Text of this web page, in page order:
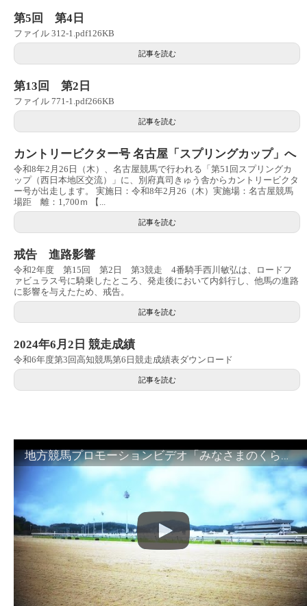
第5回 第4日
ファイル 312-1.pdf126KB
記事を読む
第13回 第2日
ファイル 771-1.pdf266KB
記事を読む
カントリービクター号 名古屋「スプリングカップ」へ
令和8年2月26日（木）、名古屋競馬で行われる「第51回スプリングカ
ップ（西日本地区交流）」に、別府真司きゅう舎からカントリービクタ
ー号が出走します。 実施日：令和8年2月26（木）実施場：名古屋競馬
場距 離：1,700ｍ 【...
記事を読む
戒告 進路影響
令和2年度 第15回 第2日 第3競走 4番騎手西川敏弘は、ロードフ
ァビュラス号に騎乗したところ、発走後において内斜行し、他馬の進路
に影響を与えたため、戒告。
記事を読む
2024年6月2日 競走成績
令和6年度第3回高知競馬第6日競走成績表ダウンロード
記事を読む
地方競馬プロモーションビデオ「みなさまのくらしのために」30秒篇｜NAR公式